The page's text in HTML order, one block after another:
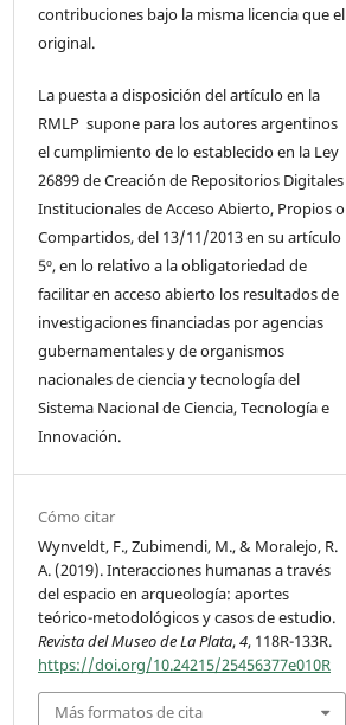
contribuciones bajo la misma licencia que el
original.
La puesta a disposición del artículo en la
RMLP supone para los autores argentinos
el cumplimiento de lo establecido en la Ley
26899 de Creación de Repositorios Digitales
Institucionales de Acceso Abierto, Propios o
Compartidos, del 13/11/2013 en su artículo
5º, en lo relativo a la obligatoriedad de
facilitar en acceso abierto los resultados de
investigaciones financiadas por agencias
gubernamentales y de organismos
nacionales de ciencia y tecnología del
Sistema Nacional de Ciencia, Tecnología e
Innovación.
Cómo citar
Wynveldt, F., Zubimendi, M., & Moralejo, R.
A. (2019). Interacciones humanas a través
del espacio en arqueología: aportes
teórico-metodológicos y casos de estudio.
Revista del Museo de La Plata,4, 118R-133R.
https://doi.org/10.24215/25456377e010R
Más formatos de cita